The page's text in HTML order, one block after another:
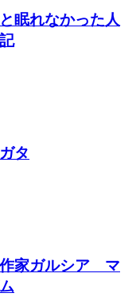
眠れなかった人
タ
家ガルシア゠マ